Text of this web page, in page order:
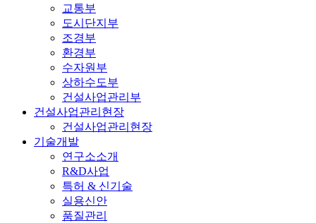
교통부
도시단지부
조경부
환경부
수자원부
상하수도부
건설사업관리부
건설사업관리현장
건설사업관리현장
기술개발
연구소소개
R&D사업
특허 & 신기술
실용신안
품질관리